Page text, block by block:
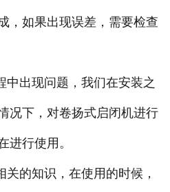
，如果出现误差，需要检查
出现问题，我们在安装之
况下，对卷扬式启闭机进行
进行使用。
的知识，在使用的时候，